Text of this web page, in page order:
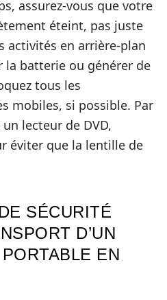
assurez-vous que votre
éteint, pas juste
activités en arrière-plan
batterie ou générer de
tous les
mobiles, si possible. Par
lecteur de DVD,
éviter que la lentille de
SÉCURITÉ
D’UN
EN